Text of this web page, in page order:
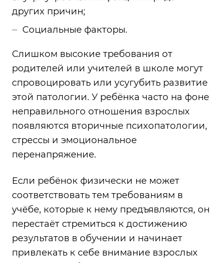
других причин;
Социальные факторы.
Слишком высокие требования от
родителей или учителей в школе могут
спровоцировать или усугубить развитие
этой патологии. У ребёнка часто на фоне
неправильного отношения взрослых
появляются вторичные психопатологии,
стрессы и эмоциональное
перенапряжение.
Если ребёнок физически не может
соответствовать тем требованиям в
учёбе, которые к нему предъявляются, он
перестаёт стремиться к достижению
результатов в обучении и начинает
привлекать к себе внимание взрослых